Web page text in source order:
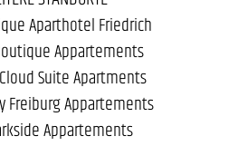
Aparthotel Friedrich
Appartements
Suite Apartments
Freiburg Appartements
Appartements